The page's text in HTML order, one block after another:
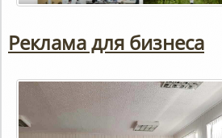
Реклама для бизнеса